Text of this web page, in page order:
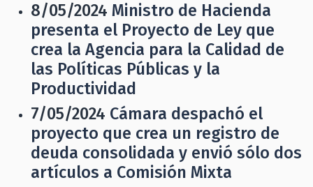
8/05/2024 Ministro de Hacienda
presenta el Proyecto de Ley que
crea la Agencia para la Calidad de
las Políticas Públicas y la
Productividad
7/05/2024 Cámara despachó el
proyecto que crea un registro de
deuda consolidada y envió sólo dos
artículos a Comisión Mixta